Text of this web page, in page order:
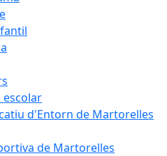
escolar
d'Entorn de Martorelles
de Martorelles